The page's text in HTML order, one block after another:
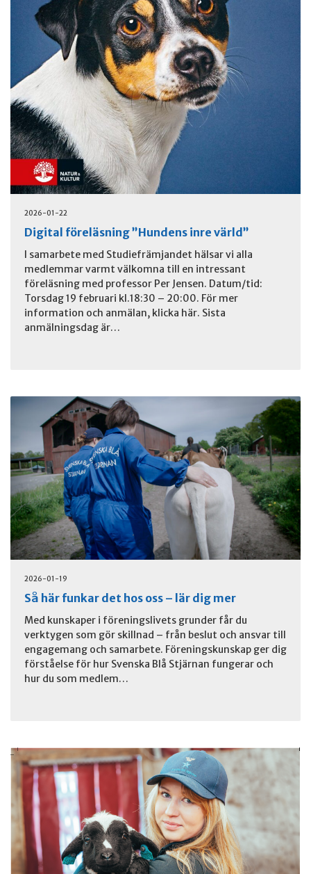
2026-01-22
Digital föreläsning ”Hundens inre värld”
I samarbete med Studiefrämjandet hälsar vi alla
medlemmar varmt välkomna till en intressant
föreläsning med professor Per Jensen. Datum/tid:
Torsdag 19 februari kl.18:30 – 20:00. För mer
information och anmälan, klicka här. Sista
anmälningsdag är…
2026-01-19
Så här funkar det hos oss – lär dig mer
Med kunskaper i föreningslivets grunder får du
verktygen som gör skillnad – från beslut och ansvar till
engagemang och samarbete. Föreningskunskap ger dig
förståelse för hur Svenska Blå Stjärnan fungerar och
hur du som medlem…